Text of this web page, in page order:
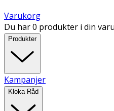
Varukorg
Du har 0 produkter i din
Produkter
Kampanjer
Kloka Råd